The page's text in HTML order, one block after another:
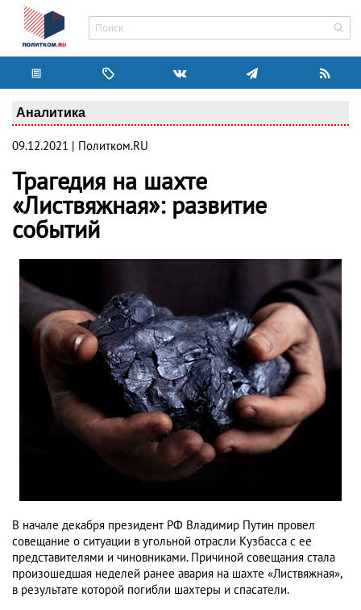
Аналитика
09.12.2021 | Политком.RU
Трагедия на шахте
«Листвяжная»: развитие
событий
В начале декабря президент РФ Владимир Путин провел
совещание о ситуации в угольной отрасли Кузбасса с ее
представителями и чиновниками. Причиной совещания стала
произошедшая неделей ранее авария на шахте «Листвяжная»,
в результате которой погибли шахтеры и спасатели.